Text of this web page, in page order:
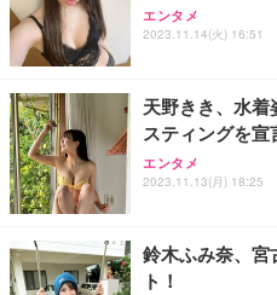
エンタメ
2023.11.14(火) 16:51
天野きき、水
スティングを宣
エンタメ
2023.11.13(月) 18:25
鈴木ふみ奈、宮
ト！